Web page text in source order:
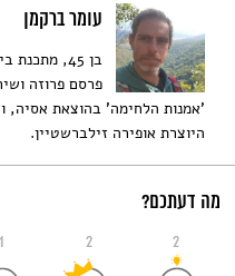
עומר ברקמן
בן 45,
פרסם פרוזה
'אמנות הלחימה' בהוצאת אסיה,
היוצרת אופירה זילברשטיין.
מה דעתכם?
1 2 2